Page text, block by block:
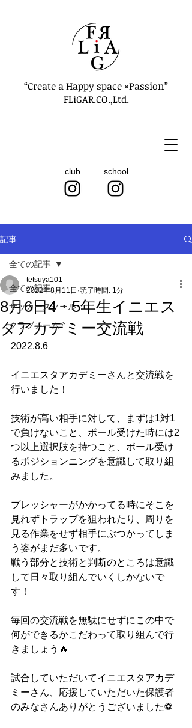
“Create a Happy space ×Passion”
FLiGAR.CO.,Ltd.
school
club
記事
全ての記事
サッカースクール
クラブチーム
全ての記事
8月6日4・5年生イニエス
タアカデミー交流戦
tetsuya101
2022年8月11日 読了時間: 1分
2022.8.6
イニエスタアカデミーさんと交流戦を
行いました！
技術が高い相手に対して、まずは1対1
で負けないこと、ボール受けた時には2
つ以上選択肢を持つこと、ボール受け
るポジションニングを意識して取り組
みました。
プレッシャーがかかってる時にそこを
見れずトラップを狙われたり、周りを
見る作業をせず相手にぶつかってしま
う姿がまだ多いです。
戦う部分と技術と判断のところは意識
して日々取り組んでいくしかないで
す！
毎回の交流戦を無駄にせずにこの中で
何ができるかこだわって取り組んで行
きましょう🔥
試合していただいてイニエスタアカデ
ミーさん、応援していただいた保護者
のみなさんありがとうございました⚽️